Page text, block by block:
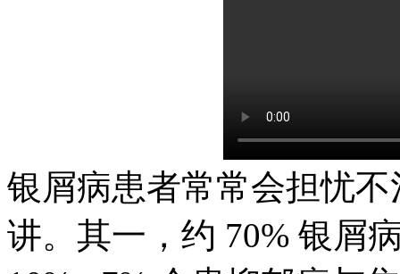
银屑病患者常常会担忧
讲。其一，约 70% 银屑